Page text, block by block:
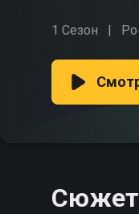
1 Сезон
Сюжет